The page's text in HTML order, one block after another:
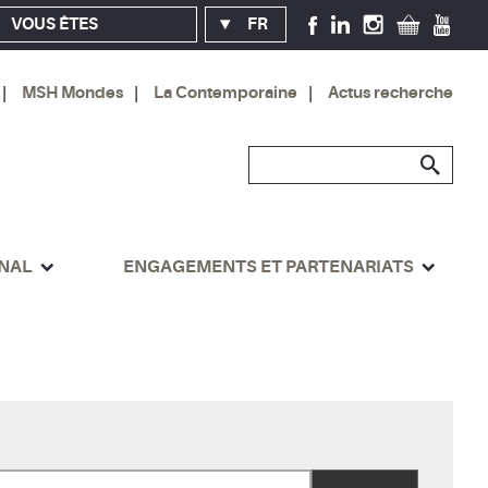
VOUS ÊTES FR
MSH Mondes La Contemporaine Actus recherche
ENGAGEMENTS ET PARTENARIATS